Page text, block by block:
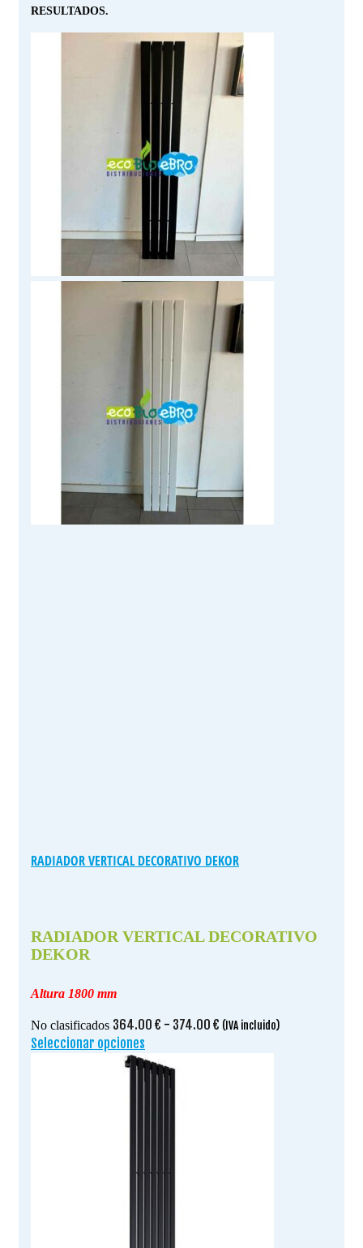
RESULTADOS.
RADIADOR VERTICAL DECORATIVO DEKOR
RADIADOR VERTICAL DECORATIVO
DEKOR
Altura 1800 mm
No clasificados 364.00 € - 374.00 € Rango
(IVA incluido)
Seleccionar opciones
producto
tiene